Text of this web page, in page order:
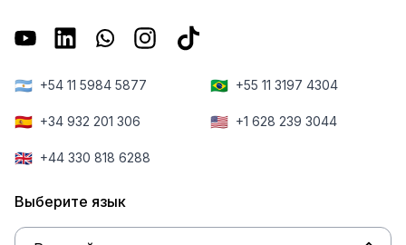
🇦🇷 +54 11 5984 5877 🇧🇷 +55 11 3197 4304
🇪🇸 +34 932 201 306 🇺🇸 +1 628 239 3044
🇬🇧 +44 330 818 6288
Выберите язык